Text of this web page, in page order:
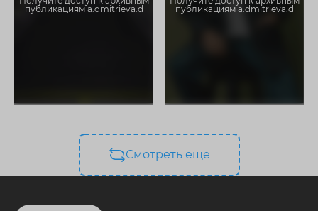
публикациям a.dmitrieva.d
публикациям a.dmitrieva.d
Смотреть еще